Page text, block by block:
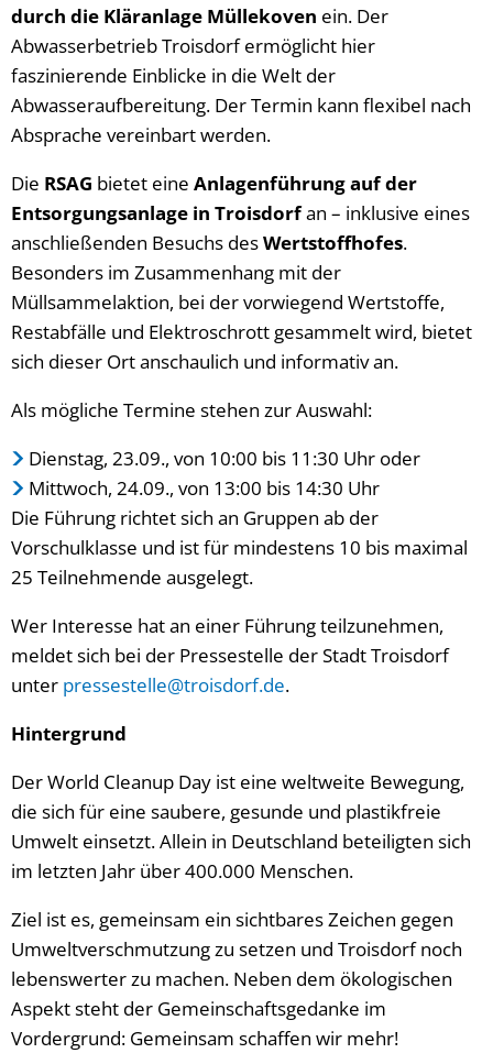
durch die Kläranlage Müllekoven ein. Der
Abwasserbetrieb Troisdorf ermöglicht hier
faszinierende Einblicke in die Welt der
Abwasseraufbereitung. Der Termin kann flexibel nach
Absprache vereinbart werden.
Die RSAG bietet eine Anlagenführung auf der
Entsorgungsanlage in Troisdorfan – inklusive eines
anschließenden Besuchs desWertstoffhofes.
Besonders im Zusammenhang mit der
Müllsammelaktion, bei der vorwiegend Wertstoffe,
Restabfälle und Elektroschrott gesammelt wird, bietet
sich dieser Ort anschaulich und informativ an.
Als mögliche Termine stehen zur Auswahl:
Dienstag, 23.09., von 10:00 bis 11:30 Uhr oder
Mittwoch, 24.09., von 13:00 bis 14:30 Uhr
Die Führung richtet sich an Gruppen ab der
Vorschulklasse und ist für mindestens 10 bis maximal
25 Teilnehmende ausgelegt.
Wer Interesse hat an einer Führung teilzunehmen,
meldet sich bei der Pressestelle der Stadt Troisdorf
unter pressestelle@troisdorf.de.
Hintergrund
Der World Cleanup Day ist eine weltweite Bewegung,
die sich für eine saubere, gesunde und plastikfreie
Umwelt einsetzt. Allein in Deutschland beteiligten sich
im letzten Jahr über 400.000 Menschen.
Ziel ist es, gemeinsam ein sichtbares Zeichen gegen
Umweltverschmutzung zu setzen und Troisdorf noch
lebenswerter zu machen. Neben dem ökologischen
Aspekt steht der Gemeinschaftsgedanke im
Vordergrund: Gemeinsam schaffen wir mehr!